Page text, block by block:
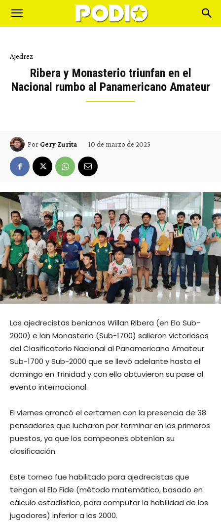
Ajedrez
Ribera y Monasterio triunfan en el
Nacional rumbo al Panamericano Amateur
Por Gery Zurita 10 de marzo de 2025
Los ajedrecistas benianos Willan Ribera (en Elo Sub-
2000) e Ian Monasterio (Sub-1700) salieron victoriosos
del Clasificatorio Nacional al Panamericano Amateur
Sub-1700 y Sub-2000 que se llevó adelante hasta el
domingo en Trinidad y con ello obtuvieron su pase al
evento internacional.
El viernes arrancó el certamen con la presencia de 38
pensadores que lucharon por terminar en los primeros
puestos, ya que los campeones obtenían su
clasificación.
Este torneo fue habilitado para ajedrecistas que
tengan el Elo Fide (método matemático, basado en
cálculo estadístico, para computar la habilidad de los
jugadores) inferior a los 2000.